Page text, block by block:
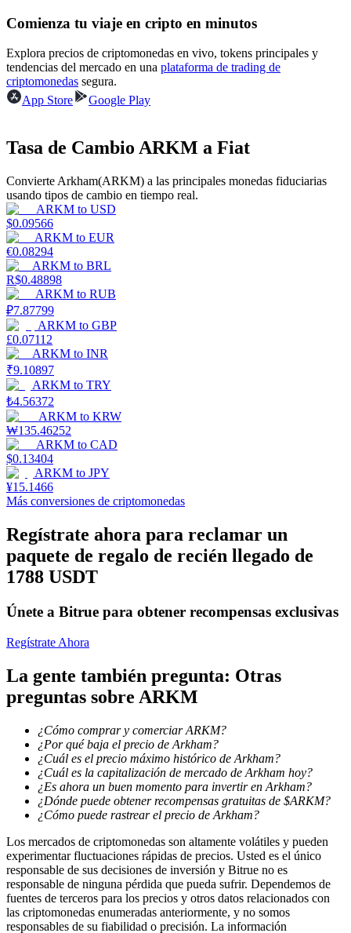
Power Piggy
Staking
Alta rentabilidad y acceso instantáneo
Launchpool
Participación flexible para ganar tokens populares
Bloqueos BTR
Inversiones exclusivas para titulares de BTR
Servicio de préstamos respaldado por criptomonedas
Comienza tu viaje en cripto en minutos
Explora precios de criptomonedas en vivo, tokens principales y
tendencias del mercado en una plataforma de trading de
criptomonedas segura.
App Store
Google Play
Tasa de Cambio ARKM a Fiat
Convierte Arkham(ARKM) a las principales monedas fiduciarias
usando tipos de cambio en tiempo real.
ARKM to USD
$0.09566
ARKM to EUR
€0.08294
ARKM to BRL
R$0.48898
ARKM to RUB
₽7.87799
ARKM to GBP
£0.07112
ARKM to INR
₹9.10897
ARKM to TRY
₺4.56372
ARKM to KRW
₩135.46252
ARKM to CAD
$0.13404
ARKM to JPY
¥15.1466
Más conversiones de criptomonedas
Regístrate ahora para reclamar un
paquete de regalo de recién llegado de
1788 USDT
Únete a Bitrue para obtener recompensas exclusivas
Regístrate Ahora
La gente también pregunta: Otras
preguntas sobre ARKM
¿Cómo comprar y comerciar ARKM?
¿Por qué baja el precio de Arkham?
¿Cuál es el precio máximo histórico de Arkham?
¿Cuál es la capitalización de mercado de Arkham hoy?
¿Es ahora un buen momento para invertir en Arkham?
¿Dónde puede obtener recompensas gratuitas de $ARKM?
¿Cómo puede rastrear el precio de Arkham?
Los mercados de criptomonedas son altamente volátiles y pueden
experimentar fluctuaciones rápidas de precios. Usted es el único
responsable de sus decisiones de inversión y Bitrue no es
responsable de ninguna pérdida que pueda sufrir. Dependemos de
fuentes de terceros para los precios y otros datos relacionados con
las criptomonedas enumeradas anteriormente, y no somos
responsables de su fiabilidad o precisión. La información